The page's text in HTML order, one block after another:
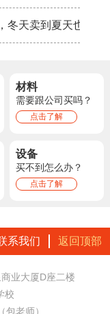
天卖到夏天也不淡
材料
需要跟公司买吗？
点击了解
设备
买不到怎么办？
点击了解
系我们 返回顶部
业大厦D座二楼
校
老师）